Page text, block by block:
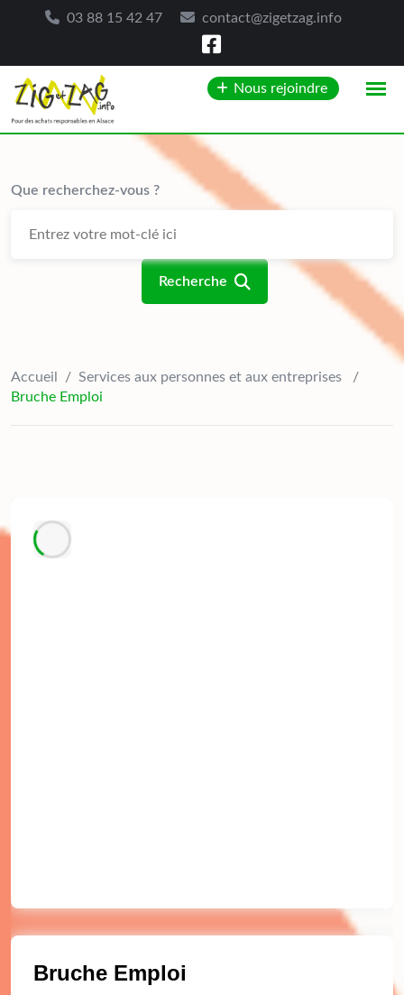
03 88 15 42 47 contact@zigetzag.info
content
Nous rejoindre
Que recherchez-vous ?
Recherche
Accueil / Services aux personnes et aux entreprises
/
Bruche Emploi
Bruche Emploi